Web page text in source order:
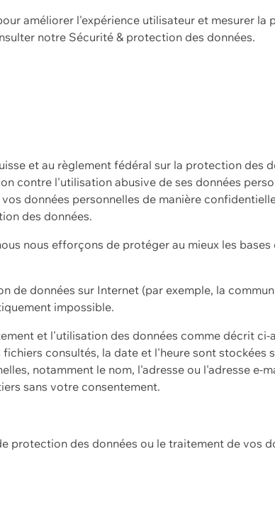
améliorer l'expérience utilisateur et mesurer
notre Sécurité & protection des données.
et au règlement fédéral sur la protection des
contre l'utilisation abusive de ses données
données personnelles de manière
des données.
nous efforçons de protéger au mieux les
de données sur Internet (par exemple, la
impossible.
et l'utilisation des données comme décrit
consultés, la date et l'heure sont
notamment le nom, l'adresse ou l'adresse e-
sans votre consentement.
protection des données ou le traitement de vos